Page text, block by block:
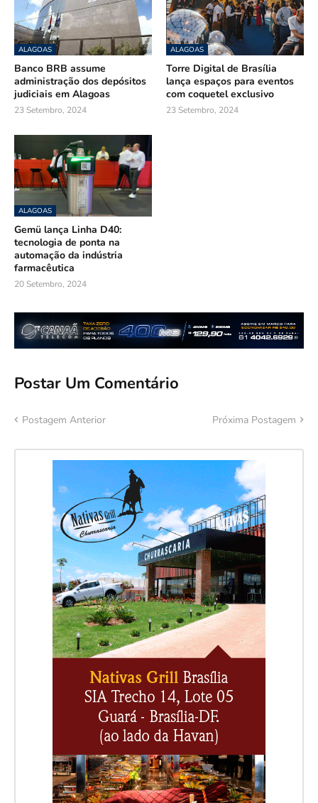
ALAGOAS
Banco BRB assume
administração dos depósitos
judiciais em Alagoas
23 Setembro, 2024
ALAGOAS
Torre Digital de Brasília
lança espaços para eventos
com coquetel exclusivo
23 Setembro, 2024
ALAGOAS
Gemü lança Linha D40:
tecnologia de ponta na
automação da indústria
farmacêutica
20 Setembro, 2024
Postar Um Comentário
Postagem Anterior Próxima Postagem